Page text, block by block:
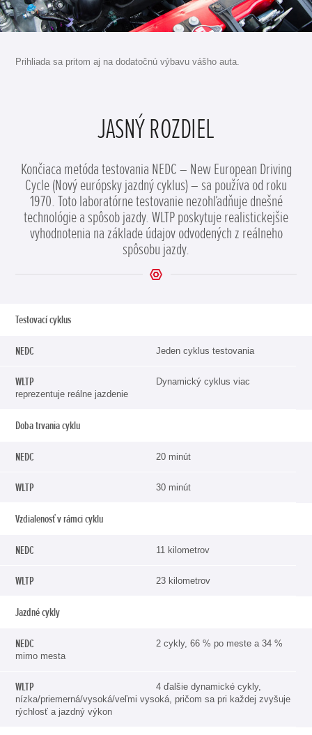
Prihliada sa pritom aj na dodatočnú výbavu vášho auta.
JASNÝ ROZDIEL
Končiaca metóda testovania NEDC – New European Driving
Cycle (Nový európsky jazdný cyklus) – sa používa od roku
1970. Toto laboratórne testovanie nezohľadňuje dnešné
technológie a spôsob jazdy. WLTP poskytuje realistickejšie
vyhodnotenia na základe údajov odvodených z reálneho
spôsobu jazdy.
Kritériá
NEDC
Testovací cyklus
Jeden cyklus testovania
Dynamický cyklus viac
reprezentuje reálne jazdenie
Doba trvania cyklu
20 minút
30 minút
Vzdialenosť v rámci cyklu
11 kilometrov
23 kilometrov
Jazdné cykly
2 cykly, 66 % po meste a 34 %
mimo mesta
4 ďalšie dynamické cykly,
nízka/priemerná/vysoká/veľmi vysoká, pričom sa pri každej zvyšuje
rýchlosť a jazdný výkon